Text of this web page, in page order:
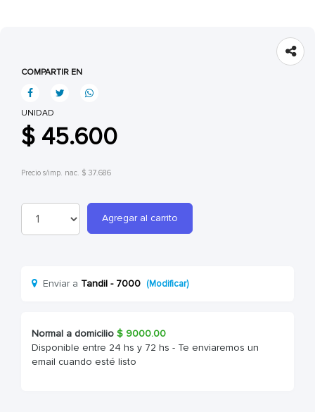
COMPARTIR EN
UNIDAD
$ 45.600
Precio s/imp. nac. $ 37.686
Agregar al carrito
Enviar a Tandil - 7000 (Modificar)
Normal a domicilio $ 9000.00
Disponible entre 24 hs y 72 hs - Te enviaremos un
email cuando esté listo